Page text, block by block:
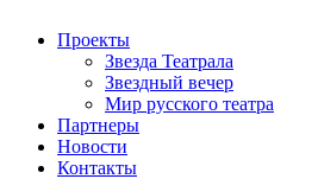
Проекты
Звезда Театрала
Звездный вечер
Мир русского театра
Партнеры
Новости
Контакты